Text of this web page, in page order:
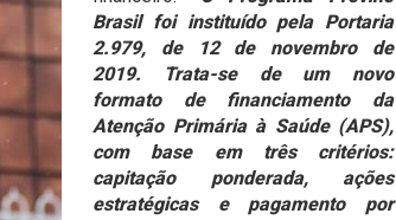
Brasil foi instituído pela Portaria
2.979, de 12 de novembro de
2019. Trata-se de um novo
formato de financiamento da
Atenção Primária à Saúde (APS),
com base em três critérios:
capitação ponderada, ações
estratégicas e pagamento por